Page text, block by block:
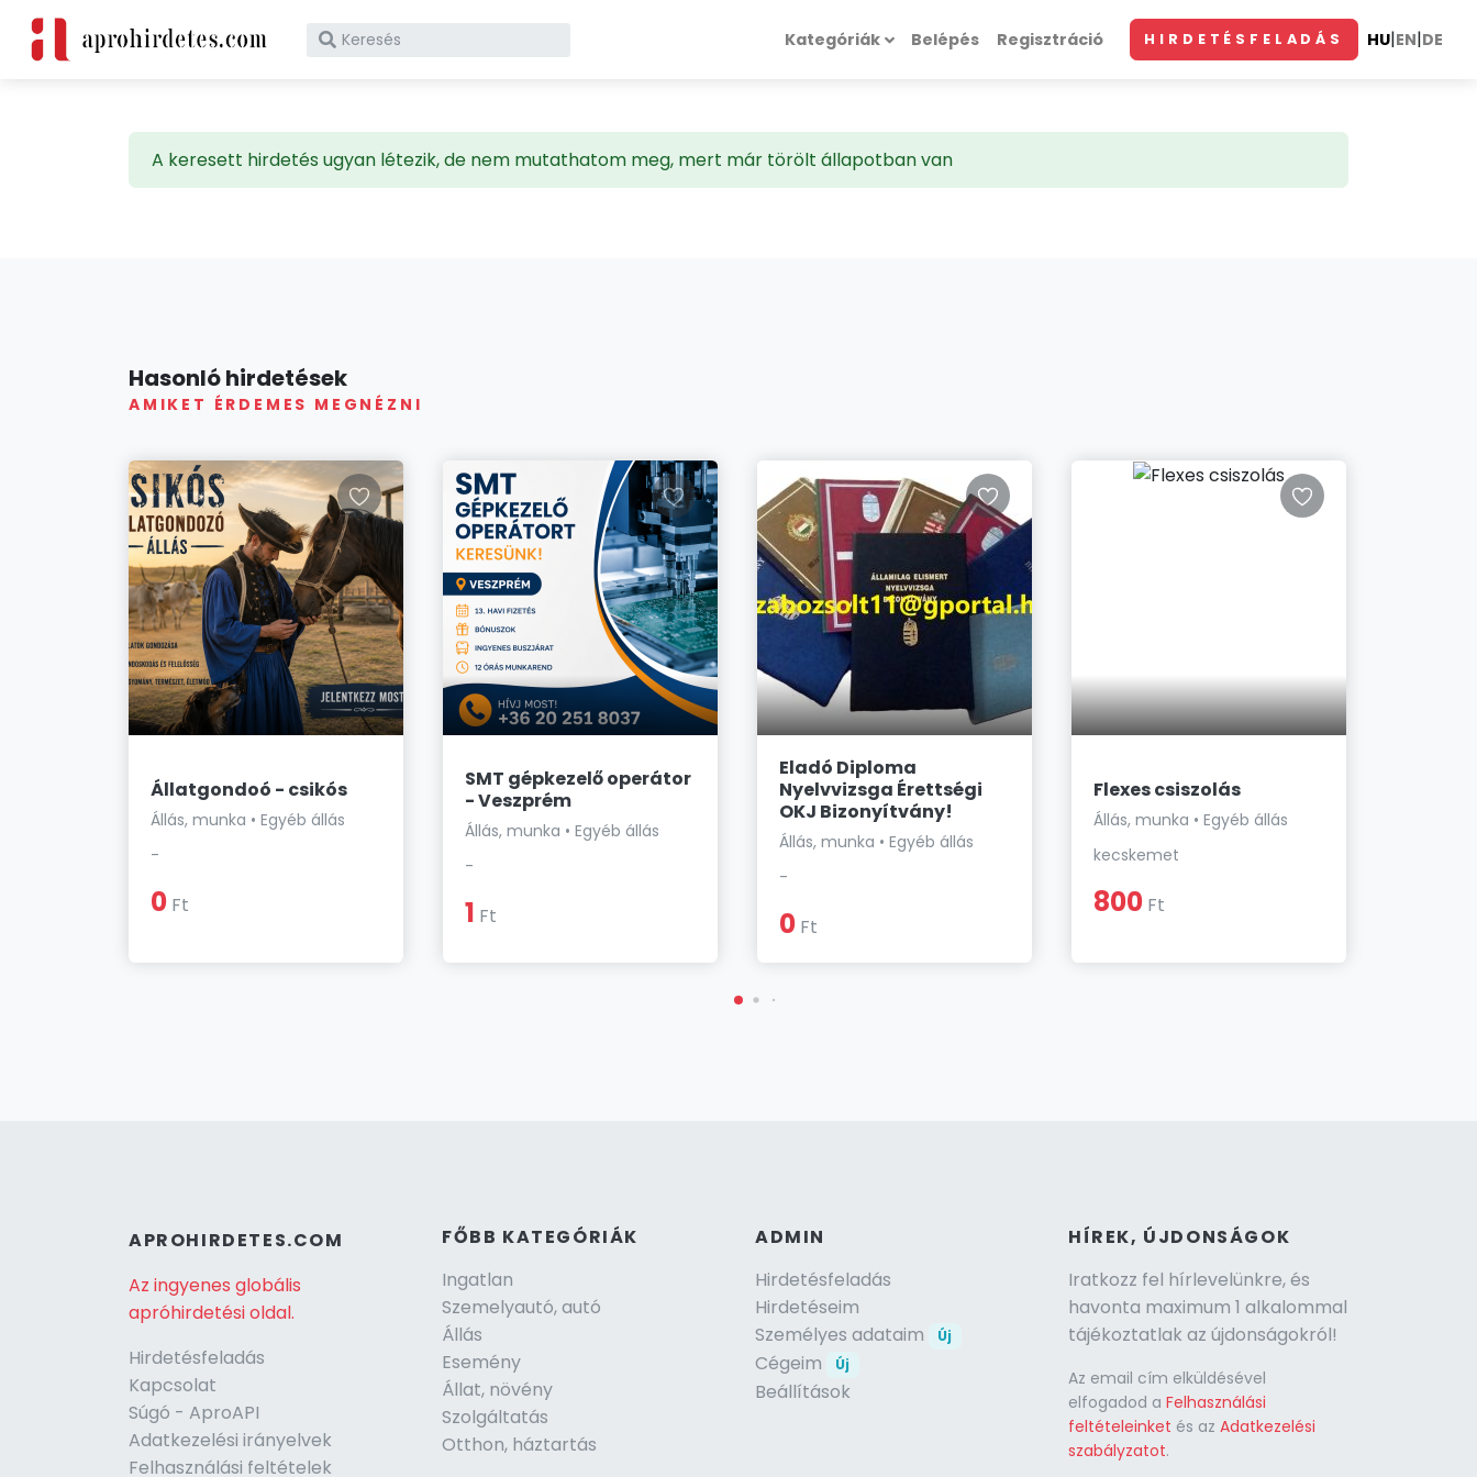
Mit vennél ma? Kategóriák Belépés Regisztráció HIRDETÉSFELADÁS HU|EN|DE
A keresett hirdetés ugyan létezik, de nem mutathatom meg, mert már törölt állapotban van
Hasonló hirdetések
AMIKET ÉRDEMES MEGNÉZNI
Állatgondoó - csikós
Állás, munka • Egyéb állás
-
0 Ft
SMT gépkezelő operátor
- Veszprém
Állás, munka • Egyéb állás
-
1 Ft
Eladó Diploma
Nyelvvizsga Érettségi
OKJ Bizonyítvány!
Állás, munka • Egyéb állás
-
0 Ft
Flexes csiszolás
Állás, munka • Egyéb állás
kecskemet
800 Ft
APROHIRDETES.COM
Az ingyenes globális
apróhirdetési oldal.
Hirdetésfeladás
Kapcsolat
Súgó - AproAPI
Adatkezelési irányelvek
Felhasználási feltételek
FŐBB KATEGÓRIÁK
Ingatlan
Szemelyautó, autó
Állás
Esemény
Állat, növény
Szolgáltatás
Otthon, háztartás
ADMIN
Hirdetésfeladás
Hirdetéseim
Személyes adataim
Új
Cégeim Új
Beállítások
HÍREK, ÚJDONSÁGOK
Iratkozz fel hírlevelünkre, és
havonta maximum 1 alkalommal
tájékoztatlak az újdonságokról!
Az email cím elküldésével
elfogadod a Felhasználási
feltételeinket és az Adatkezelési
szabályzatot.